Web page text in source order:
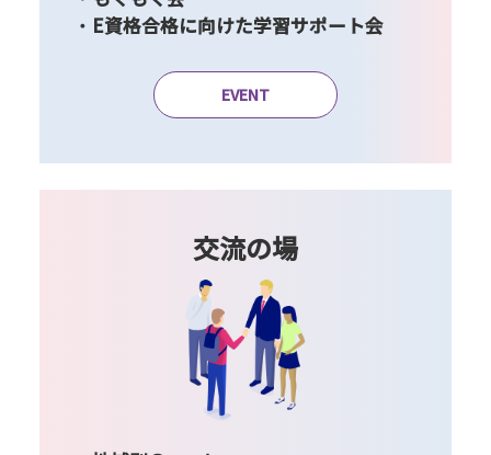
E資格合格に向けた学習サポート会
EVENT
交流の場